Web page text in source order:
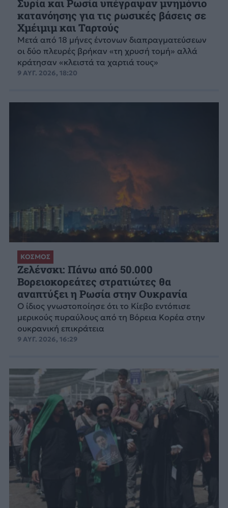
Συρία και Ρωσία υπέγραψαν μνημόνιο
κατανόησης για τις ρωσικές βάσεις σε
Χμέιμιμ και Ταρτούς
Μετά από 18 μήνες έντονων διαπραγματεύσεων
οι δύο πλευρές βρήκαν «τη χρυσή τομή» αλλά
κράτησαν «κλειστά τα χαρτιά τους»
9 ΑΥΓ. 2026, 18:20
ΚΟΣΜΟΣ
Ζελένσκι: Πάνω από 50.000
Βορειοκορεάτες στρατιώτες θα
αναπτύξει η Ρωσία στην Ουκρανία
Ο ίδιος γνωστοποίησε ότι το Κίεβο εντόπισε
μερικούς πυραύλους από τη Βόρεια Κορέα στην
ουκρανική επικράτεια
9 ΑΥΓ. 2026, 16:29